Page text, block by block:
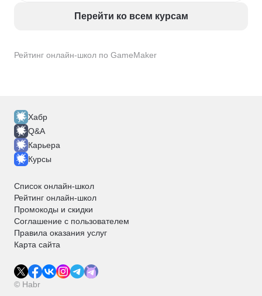
Рейтинг онлайн-школ по GameMaker
Перейти ко всем курсам
Хабр
Q&A
Карьера
Курсы
Список онлайн-школ
Рейтинг онлайн-школ
Промокоды и скидки
Соглашение с пользователем
Правила оказания услуг
Карта сайта
© Habr